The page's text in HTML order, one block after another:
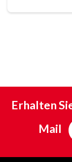
Erhalten
Mail